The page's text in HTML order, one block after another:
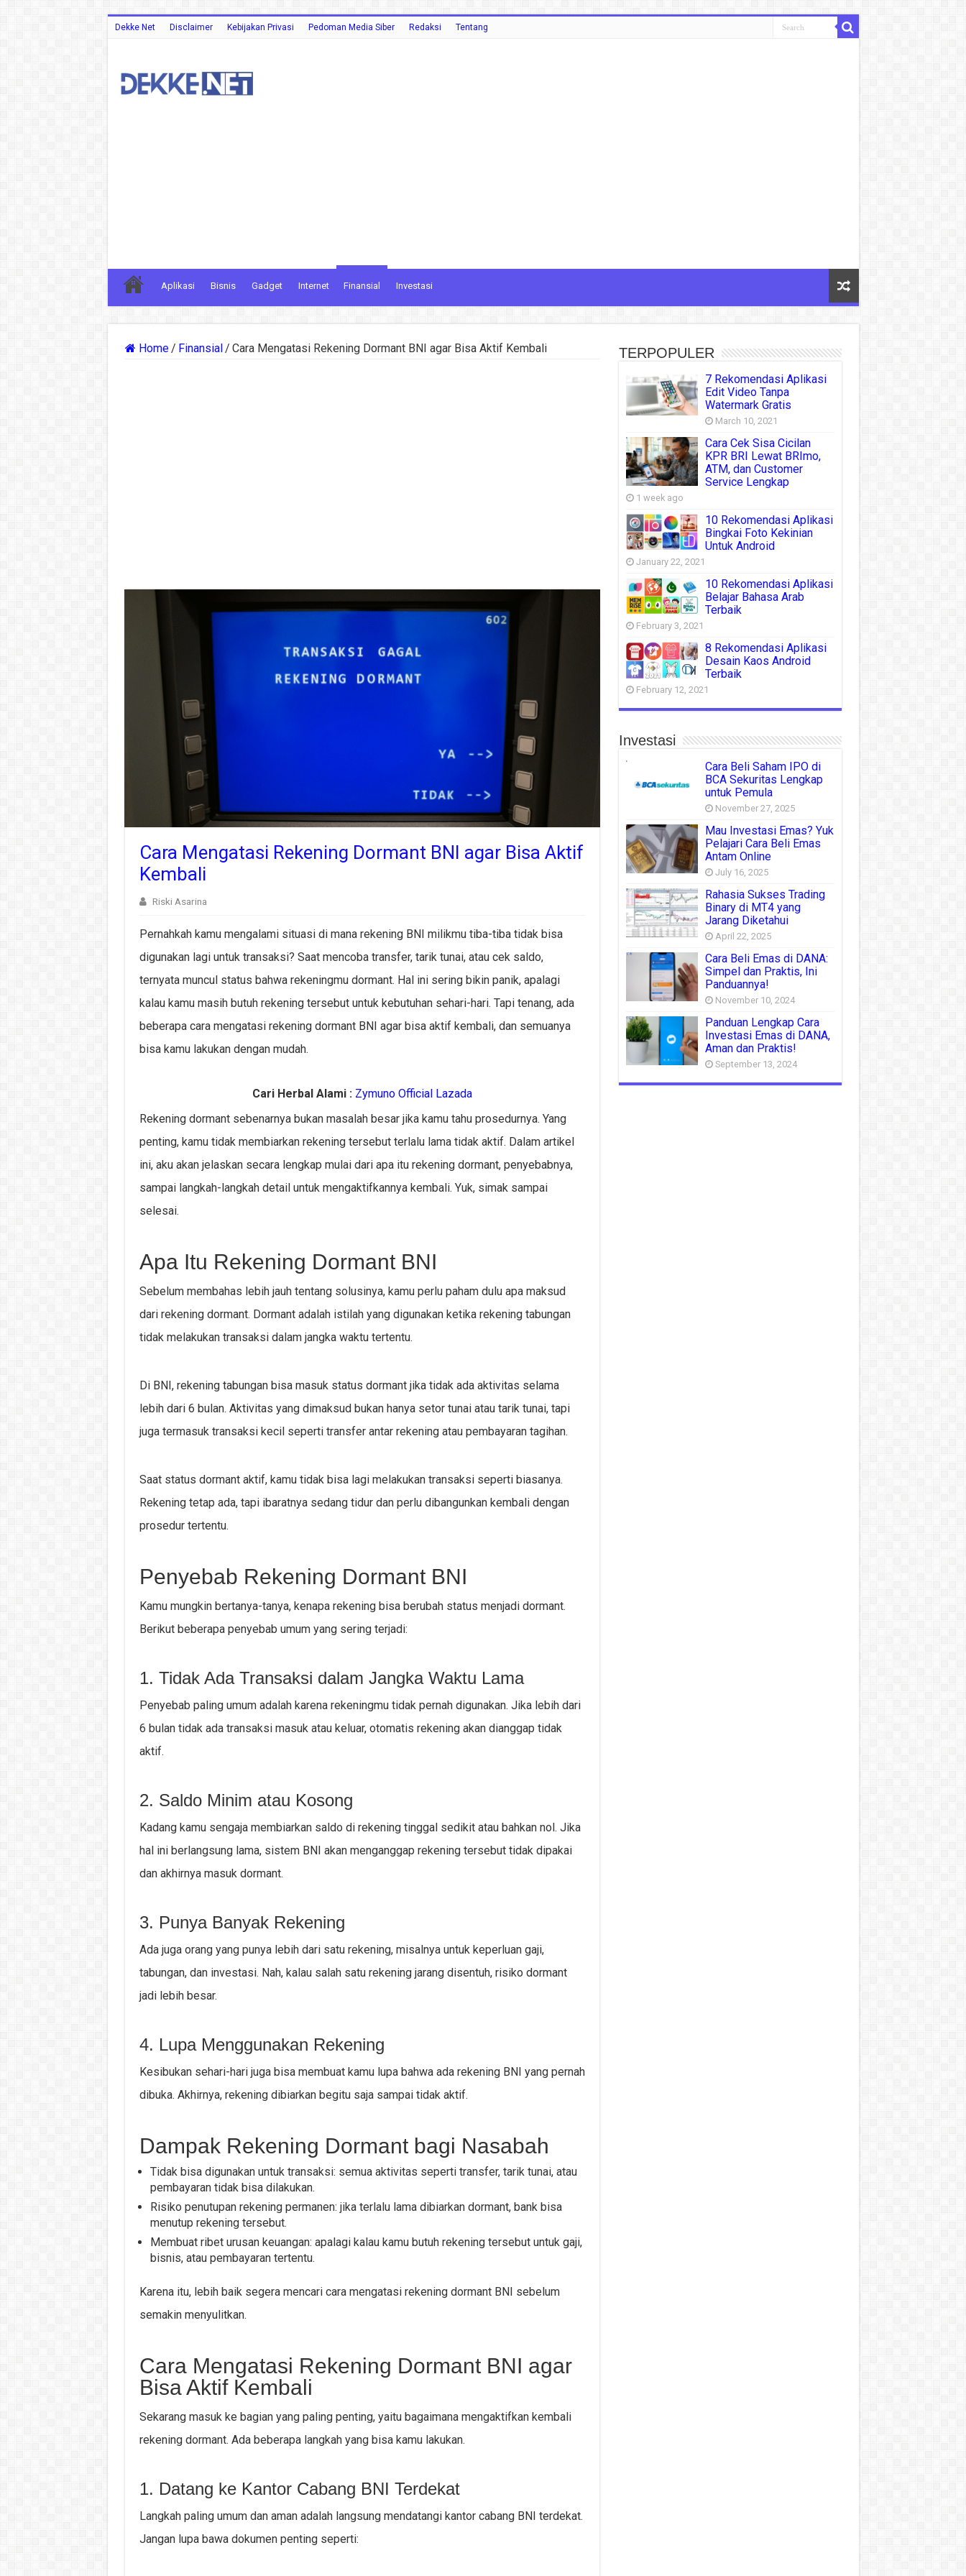
Dekke Net Disclaimer Kebijakan Privasi Pedoman Media Siber Redaksi Tentang
Aplikasi Bisnis Gadget Internet Finansial Investasi
Home/ Finansial/ Cara Mengatasi Rekening Dormant BNI agar Bisa Aktif Kembali
Cara Mengatasi Rekening Dormant BNI agar Bisa Aktif
Kembali
Riski Asarina
Pernahkah kamu mengalami situasi di mana rekening BNI milikmu tiba-tiba tidak bisa
digunakan lagi untuk transaksi? Saat mencoba transfer, tarik tunai, atau cek saldo,
ternyata muncul status bahwa rekeningmu dormant. Hal ini sering bikin panik, apalagi
kalau kamu masih butuh rekening tersebut untuk kebutuhan sehari-hari. Tapi tenang, ada
beberapa cara mengatasi rekening dormant BNI agar bisa aktif kembali, dan semuanya
bisa kamu lakukan dengan mudah.
Cari Herbal Alami : Zymuno Official Lazada
Rekening dormant sebenarnya bukan masalah besar jika kamu tahu prosedurnya. Yang
penting, kamu tidak membiarkan rekening tersebut terlalu lama tidak aktif. Dalam artikel
ini, aku akan jelaskan secara lengkap mulai dari apa itu rekening dormant, penyebabnya,
sampai langkah-langkah detail untuk mengaktifkannya kembali. Yuk, simak sampai
selesai.
Apa Itu Rekening Dormant BNI
Sebelum membahas lebih jauh tentang solusinya, kamu perlu paham dulu apa maksud
dari rekening dormant. Dormant adalah istilah yang digunakan ketika rekening tabungan
tidak melakukan transaksi dalam jangka waktu tertentu.
Di BNI, rekening tabungan bisa masuk status dormant jika tidak ada aktivitas selama
lebih dari 6 bulan. Aktivitas yang dimaksud bukan hanya setor tunai atau tarik tunai, tapi
juga termasuk transaksi kecil seperti transfer antar rekening atau pembayaran tagihan.
Saat status dormant aktif, kamu tidak bisa lagi melakukan transaksi seperti biasanya.
Rekening tetap ada, tapi ibaratnya sedang tidur dan perlu dibangunkan kembali dengan
prosedur tertentu.
Penyebab Rekening Dormant BNI
Kamu mungkin bertanya-tanya, kenapa rekening bisa berubah status menjadi dormant.
Berikut beberapa penyebab umum yang sering terjadi:
1. Tidak Ada Transaksi dalam Jangka Waktu Lama
Penyebab paling umum adalah karena rekeningmu tidak pernah digunakan. Jika lebih dari
6 bulan tidak ada transaksi masuk atau keluar, otomatis rekening akan dianggap tidak
aktif.
2. Saldo Minim atau Kosong
Kadang kamu sengaja membiarkan saldo di rekening tinggal sedikit atau bahkan nol. Jika
hal ini berlangsung lama, sistem BNI akan menganggap rekening tersebut tidak dipakai
dan akhirnya masuk dormant.
3. Punya Banyak Rekening
Ada juga orang yang punya lebih dari satu rekening, misalnya untuk keperluan gaji,
tabungan, dan investasi. Nah, kalau salah satu rekening jarang disentuh, risiko dormant
jadi lebih besar.
4. Lupa Menggunakan Rekening
Kesibukan sehari-hari juga bisa membuat kamu lupa bahwa ada rekening BNI yang pernah
dibuka. Akhirnya, rekening dibiarkan begitu saja sampai tidak aktif.
Dampak Rekening Dormant bagi Nasabah
Tidak bisa digunakan untuk transaksi: semua aktivitas seperti transfer, tarik tunai, atau
pembayaran tidak bisa dilakukan.
Risiko penutupan rekening permanen: jika terlalu lama dibiarkan dormant, bank bisa
menutup rekening tersebut.
Membuat ribet urusan keuangan: apalagi kalau kamu butuh rekening tersebut untuk gaji,
bisnis, atau pembayaran tertentu.
Karena itu, lebih baik segera mencari cara mengatasi rekening dormant BNI sebelum
semakin menyulitkan.
Cara Mengatasi Rekening Dormant BNI agar
Bisa Aktif Kembali
Sekarang masuk ke bagian yang paling penting, yaitu bagaimana mengaktifkan kembali
rekening dormant. Ada beberapa langkah yang bisa kamu lakukan.
1. Datang ke Kantor Cabang BNI Terdekat
Langkah paling umum dan aman adalah langsung mendatangi kantor cabang BNI terdekat.
Jangan lupa bawa dokumen penting seperti:
TERPOPULER
7 Rekomendasi Aplikasi
Edit Video Tanpa
Watermark Gratis
March 10, 2021
Cara Cek Sisa Cicilan
KPR BRI Lewat BRImo,
ATM, dan Customer
Service Lengkap
1 week ago
10 Rekomendasi Aplikasi
Bingkai Foto Kekinian
Untuk Android
January 22, 2021
10 Rekomendasi Aplikasi
Belajar Bahasa Arab
Terbaik
February 3, 2021
8 Rekomendasi Aplikasi
Desain Kaos Android
Terbaik
February 12, 2021
Investasi
Cara Beli Saham IPO di
BCA Sekuritas Lengkap
untuk Pemula
November 27, 2025
Mau Investasi Emas? Yuk
Pelajari Cara Beli Emas
Antam Online
July 16, 2025
Rahasia Sukses Trading
Binary di MT4 yang
Jarang Diketahui
April 22, 2025
Cara Beli Emas di DANA:
Simpel dan Praktis, Ini
Panduannya!
November 10, 2024
Panduan Lengkap Cara
Investasi Emas di DANA,
Aman dan Praktis!
September 13, 2024